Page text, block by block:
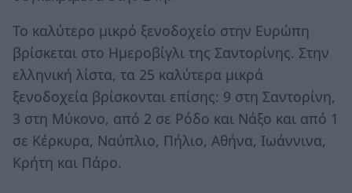
Το καλύτερο μικρό ξενοδοχείο στην Ευρώπη
βρίσκεται στο Ημεροβίγλι της Σαντορίνης. Στην
ελληνική λίστα, τα 25 καλύτερα μικρά
ξενοδοχεία βρίσκονται επίσης: 9 στη Σαντορίνη,
3 στη Μύκονο, από 2 σε Ρόδο και Νάξο και από 1
σε Κέρκυρα, Ναύπλιο, Πήλιο, Αθήνα, Ιωάννινα,
Κρήτη και Πάρο.